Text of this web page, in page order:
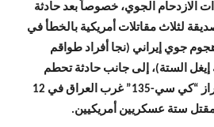
الازدحام الجوي، خصوصاً بعد حادثة
لثلاث مقاتلات أمريكية بالخطأ في
هجوم جوي إيراني (نجا أفراد طواقم
سترايك إيغل الستة)، إلى جانب حادثة تحطم
طائرة تزويد بالوقود من طراز “كي سي-135” غرب العراق في 12
ستة عسكريين أمريكيين.